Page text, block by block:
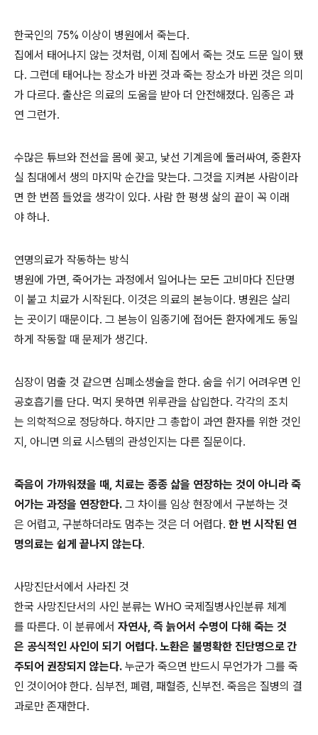
한국인의 75% 이상이 병원에서 죽는다.
집에서 태어나지 않는 것처럼, 이제 집에서 죽는 것도 드문 일이 됐
다. 그런데 태어나는 장소가 바뀐 것과 죽는 장소가 바뀐 것은 의미
가 다르다. 출산은 의료의 도움을 받아 더 안전해졌다. 임종은 과
연 그런가.
수많은 튜브와 전선을 몸에 꽂고, 낯선 기계음에 둘러싸여, 중환자
실 침대에서 생의 마지막 순간을 맞는다. 그것을 지켜본 사람이라
면 한 번쯤 들었을 생각이 있다. 사람 한 평생 삶의 끝이 꼭 이래
야 하나.
연명의료가 작동하는 방식
병원에 가면, 죽어가는 과정에서 일어나는 모든 고비마다 진단명
이 붙고 치료가 시작된다. 이것은 의료의 본능이다. 병원은 살리
는 곳이기 때문이다. 그 본능이 임종기에 접어든 환자에게도 동일
하게 작동할 때 문제가 생긴다.
심장이 멈출 것 같으면 심폐소생술을 한다. 숨을 쉬기 어려우면 인
공호흡기를 단다. 먹지 못하면 위루관을 삽입한다. 각각의 조치
는 의학적으로 정당하다. 하지만 그 총합이 과연 환자를 위한 것인
지, 아니면 의료 시스템의 관성인지는 다른 질문이다.
죽음이 가까워졌을 때, 치료는 종종 삶을 연장하는 것이 아니라 죽
어가는 과정을 연장한다. 그 차이를 임상 현장에서 구분하는 것
은 어렵고, 구분하더라도 멈추는 것은 더 어렵다. 한 번 시작된 연
명의료는 쉽게 끝나지 않는다.
사망진단서에서 사라진 것
한국 사망진단서의 사인 분류는 WHO 국제질병사인분류 체계
를 따른다. 이 분류에서 자연사, 즉 늙어서 수명이 다해 죽는 것
은 공식적인 사인이 되기 어렵다. 노환은 불명확한 진단명으로 간
주되어 권장되지 않는다. 누군가 죽으면 반드시 무언가가 그를 죽
인 것이어야 한다. 심부전, 폐렴, 패혈증, 신부전. 죽음은 질병의 결
과로만 존재한다.